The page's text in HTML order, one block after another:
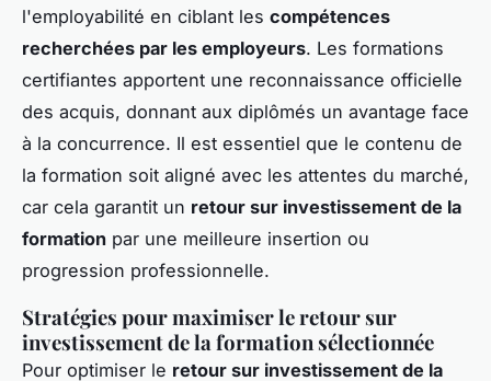
l'employabilité en ciblant les compétences
recherchées par les employeurs. Les formations
certifiantes apportent une reconnaissance officielle
des acquis, donnant aux diplômés un avantage face
à la concurrence. Il est essentiel que le contenu de
la formation soit aligné avec les attentes du marché,
car cela garantit un retour sur investissement de la
formation par une meilleure insertion ou
progression professionnelle.
Stratégies pour maximiser le retour sur
investissement de la formation sélectionnée
Pour optimiser le retour sur investissement de la